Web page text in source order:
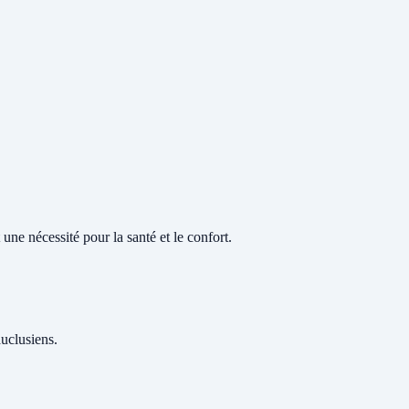
nécessité pour la santé et le confort.